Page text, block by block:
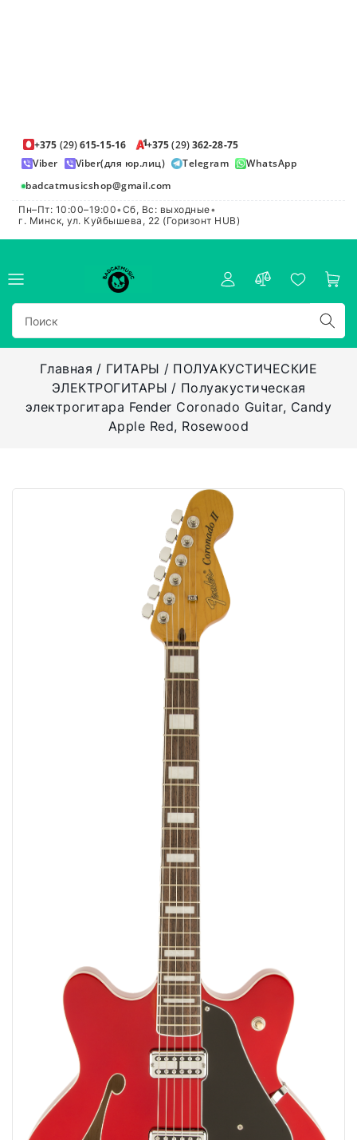
+375 (29)615-15-16 +375(29)362-28-75
Viber
Viber(для юр.лиц) Telegram
WhatsApp
badcatmusicshop@gmail.com
Пн–Пт: 10:00–19:00•Сб, Вс: выходные•
г. Минск, ул. Куйбышева, 22 (Горизонт HUB)
Главная ГИТАРЫ
ПОЛУАКУСТИЧЕСКИЕ
ЭЛЕКТРОГИТАРЫ
Полуакустическая
электрогитара Fender Coronado Guitar, Candy
Apple Red, Rosewood